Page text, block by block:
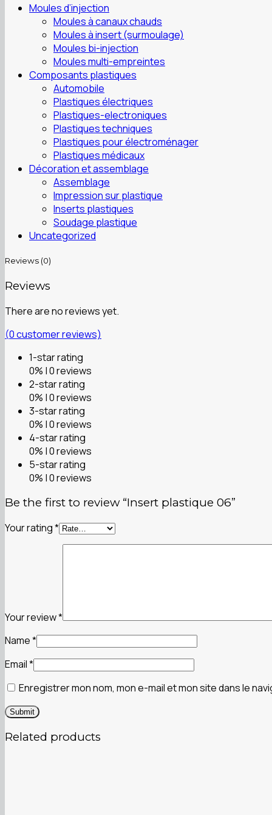
Moules d’injection
Moules à canaux chauds
Moules à insert (surmoulage)
Moules bi-injection
Moules multi-empreintes
Composants plastiques
Automobile
Plastiques électriques
Plastiques-electroniques
Plastiques techniques
Plastiques pour électroménager
Plastiques médicaux
Décoration et assemblage
Assemblage
Impression sur plastique
Inserts plastiques
Soudage plastique
Uncategorized
Reviews (0)
Reviews
There are no reviews yet.
(0customer reviews)
1-star rating
0% | 0 reviews
2-star rating
0% | 0 reviews
3-star rating
0% | 0 reviews
4-star rating
0% | 0 reviews
5-star rating
0% | 0 reviews
Be the first to review “Insert plastique 06”
Your rating*
Your review*
Name*
Email*
Enregistrer mon nom, mon e-mail et mon site dans le
Related products